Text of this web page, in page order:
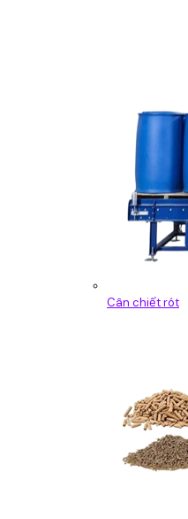
Cân chiết rót